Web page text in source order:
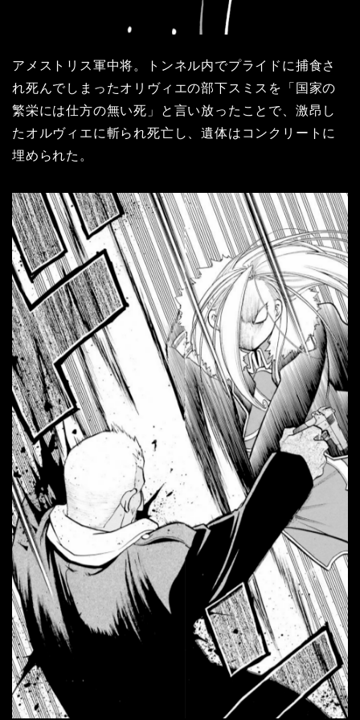
アメストリス軍中将。トンネル内でプライドに捕食さ
れ死んでしまったオリヴィエの部下スミスを「国家の
繁栄には仕方の無い死」と言い放ったことで、激昂し
たオルヴィエに斬られ死亡し、遺体はコンクリートに
埋められた。